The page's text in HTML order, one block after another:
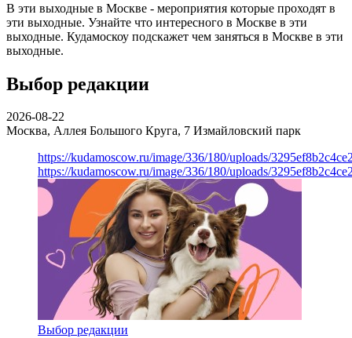
В эти выходные в Москве - мероприятия которые проходят в
эти выходные. Узнайте что интересного в Москве в эти
выходные. Кудамоскоу подскажет чем заняться в Москве в эти
выходные.
Выбор редакции
2026-08-22
Москва, Аллея Большого Круга, 7 Измайловский парк
https://kudamoscow.ru/image/336/180/uploads/
https://kudamoscow.ru/image/336/180/uploads/
Выбор редакции